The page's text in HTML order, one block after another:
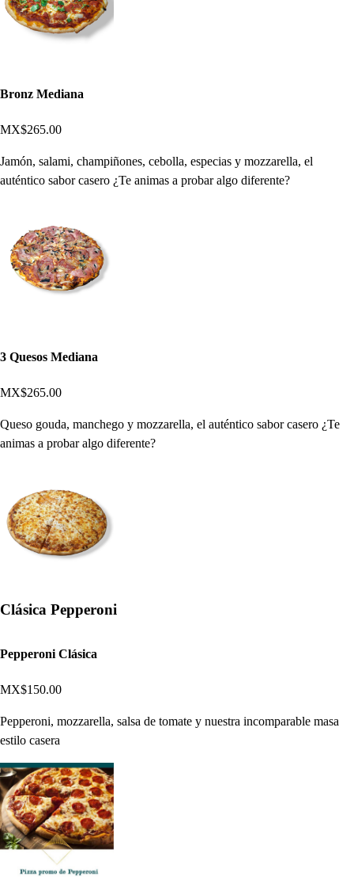
Bronz Mediana
MX$265.00
Jamón, salami, champiñones, cebolla, especias y mozzarella, el
auténtico sabor casero ¿Te animas a probar algo diferente?
3 Quesos Mediana
MX$265.00
Queso gouda, manchego y mozzarella, el auténtico sabor casero ¿Te
animas a probar algo diferente?
Clásica Pepperoni
Pepperoni Clásica
MX$150.00
Pepperoni, mozzarella, salsa de tomate y nuestra incomparable masa
estilo casera